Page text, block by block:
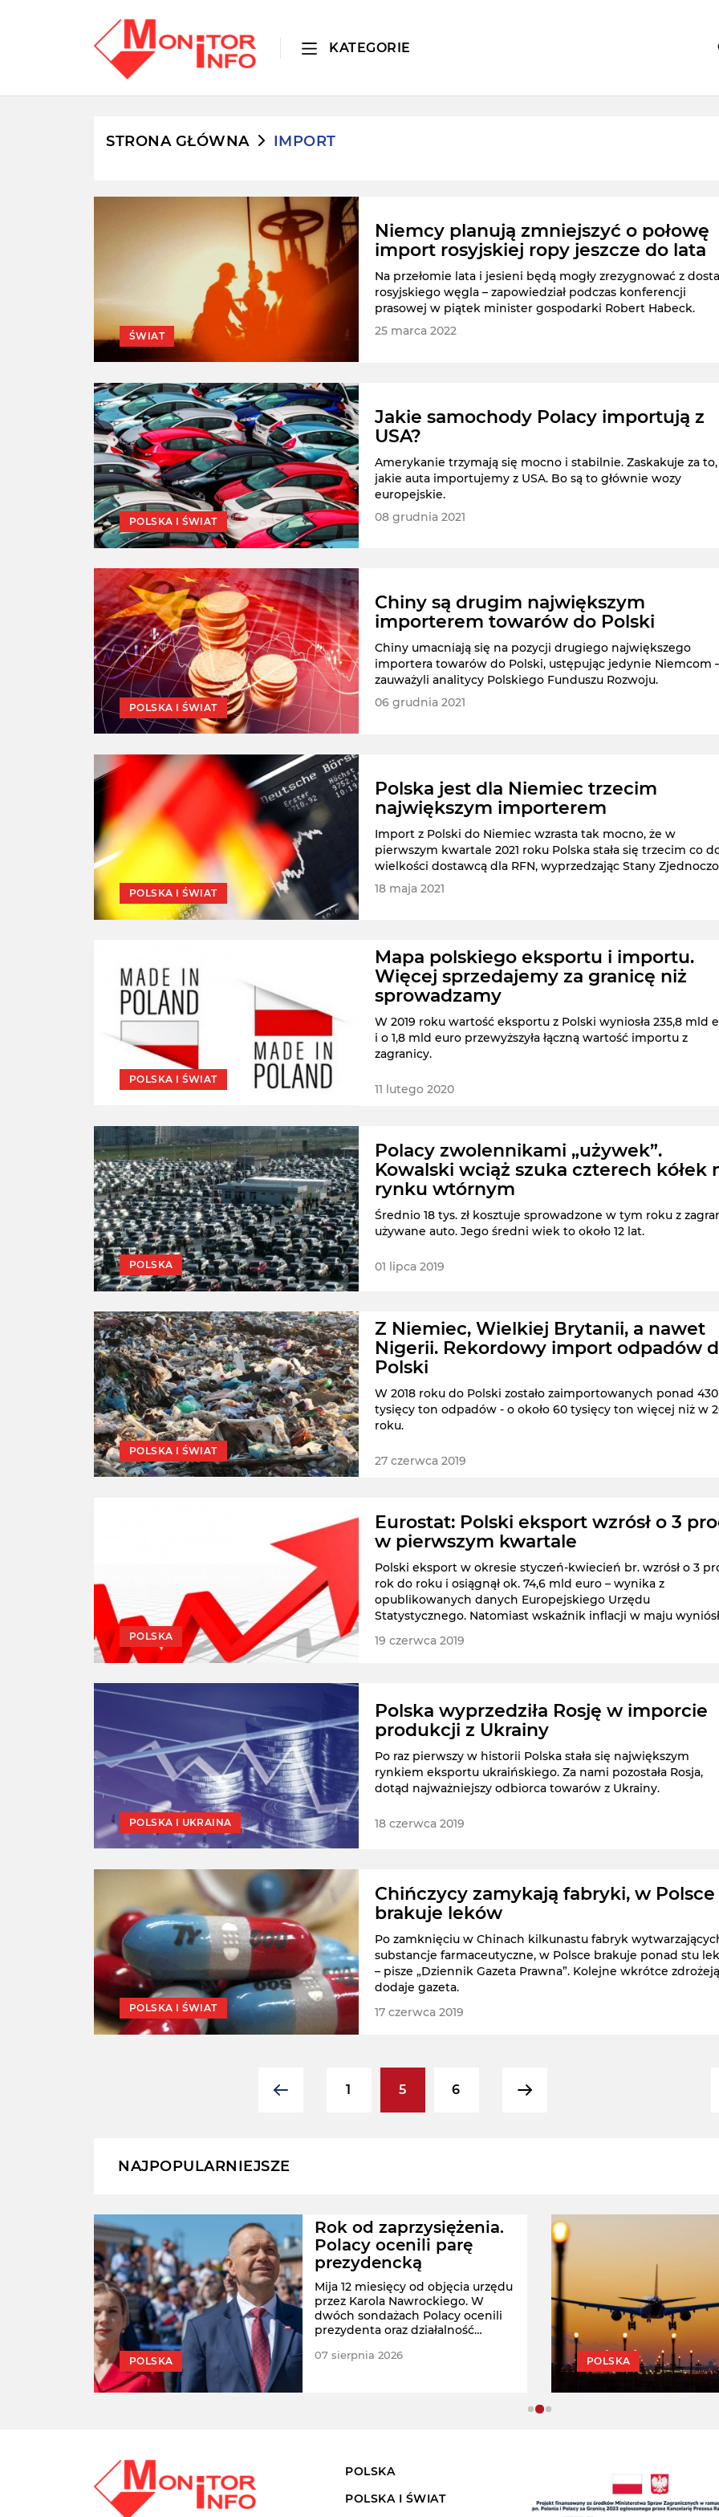
KATEGORIE
STRONA GŁÓWNA IMPORT
ŚWIAT
Niemcy planują zmniejszyć o połowę
import rosyjskiej ropy jeszcze do lata
Na przełomie lata i jesieni będą mogły zrezygnować z
rosyjskiego węgla – zapowiedział podczas konferencji
prasowej w piątek minister gospodarki Robert Habeck.
25 marca 2022
POLSKA I ŚWIAT
Jakie samochody Polacy importują z
USA?
Amerykanie trzymają się mocno i stabilnie. Zaskakuje za to,
jakie auta importujemy z USA. Bo są to głównie wozy
europejskie.
08 grudnia 2021
POLSKA I ŚWIAT
Chiny są drugim największym
importerem towarów do Polski
Chiny umacniają się na pozycji drugiego największego
importera towarów do Polski, ustępując jedynie Niemcom
zauważyli analitycy Polskiego Funduszu Rozwoju.
06 grudnia 2021
POLSKA I ŚWIAT
Polska jest dla Niemiec trzecim
największym importerem
Import z Polski do Niemiec wzrasta tak mocno, że w
pierwszym kwartale 2021 roku Polska stała się trzecim co
wielkości dostawcą dla RFN, wyprzedzając Stany
18 maja 2021
POLSKA I ŚWIAT
Mapa polskiego eksportu i importu.
Więcej sprzedajemy za granicę niż
sprowadzamy
W 2019 roku wartość eksportu z Polski wyniosła 235,8 mld
i o 1,8 mld euro przewyższyła łączną wartość importu z
zagranicy.
11 lutego 2020
POLSKA
Polacy zwolennikami „używek”.
Kowalski wciąż szuka czterech kółek
rynku wtórnym
Średnio 18 tys. zł kosztuje sprowadzone w tym roku z
używane auto. Jego średni wiek to około 12 lat.
01 lipca 2019
POLSKA I ŚWIAT
Z Niemiec, Wielkiej Brytanii, a nawet
Nigerii. Rekordowy import odpadów
Polski
W 2018 roku do Polski zostało zaimportowanych ponad 430
tysięcy ton odpadów - o około 60 tysięcy ton więcej niż w
roku.
27 czerwca 2019
POLSKA
Eurostat: Polski eksport wzrósł o 3
w pierwszym kwartale
Polski eksport w okresie styczeń-kwiecień br. wzrósł o 3
rok do roku i osiągnął ok. 74,6 mld euro – wynika z
opublikowanych danych Europejskiego Urzędu
Statystycznego. Natomiast wskaźnik inflacji w maju
19 czerwca 2019
POLSKA I UKRAINA
Polska wyprzedziła Rosję w imporcie
produkcji z Ukrainy
Po raz pierwszy w historii Polska stała się największym
rynkiem eksportu ukraińskiego. Za nami pozostała Rosja,
dotąd najważniejszy odbiorca towarów z Ukrainy.
18 czerwca 2019
POLSKA I ŚWIAT
Chińczycy zamykają fabryki, w Polsce
brakuje leków
Po zamknięciu w Chinach kilkunastu fabryk
substancje farmaceutyczne, w Polsce brakuje ponad stu
– pisze „Dziennik Gazeta Prawna”. Kolejne wkrótce
dodaje gazeta.
17 czerwca 2019
1 5 6
NAJPOPULARNIEJSZE
POLSKA
Rok od zaprzysiężenia.
Polacy ocenili parę
prezydencką
Mija 12 miesięcy od objęcia urzędu
przez Karola Nawrockiego. W
dwóch sondażach Polacy ocenili
prezydenta oraz działalność
07 sierpnia 2026 POLSKA
POLSKA
POLSKA I ŚWIAT